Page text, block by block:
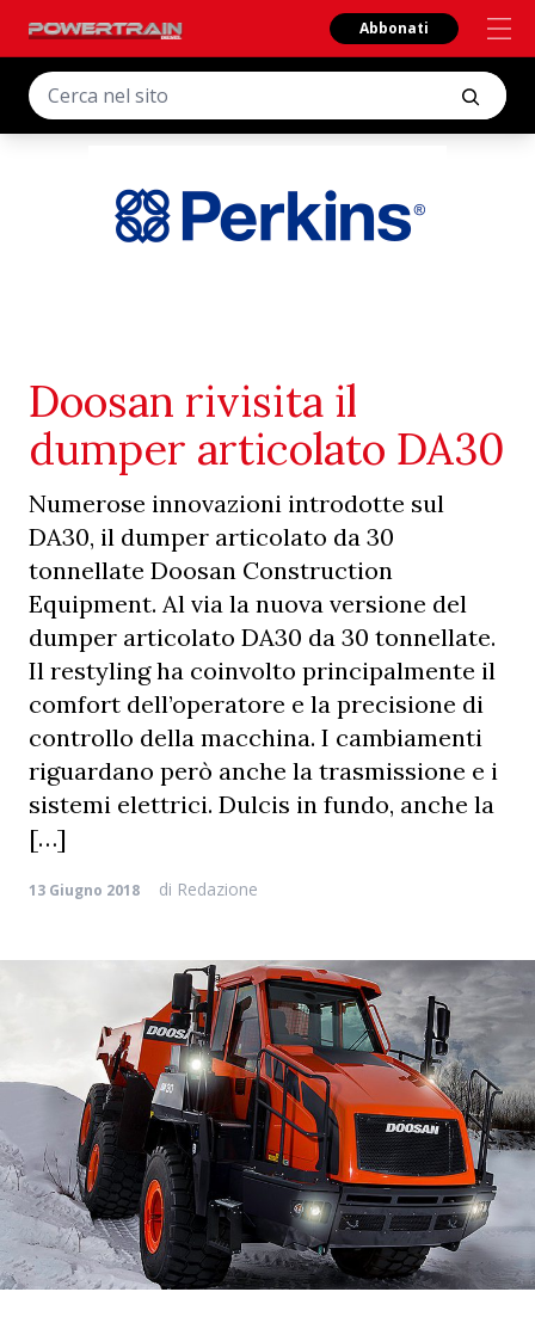
Abbonati
Doosan rivisita il
dumper articolato DA30
Numerose innovazioni introdotte sul
DA30, il dumper articolato da 30
tonnellate Doosan Construction
Equipment. Al via la nuova versione del
dumper articolato DA30 da 30 tonnellate.
Il restyling ha coinvolto principalmente il
comfort dell’operatore e la precisione di
controllo della macchina. I cambiamenti
riguardano però anche la trasmissione e i
sistemi elettrici. Dulcis in fundo, anche la
[…]
13 Giugno 2018 di Redazione